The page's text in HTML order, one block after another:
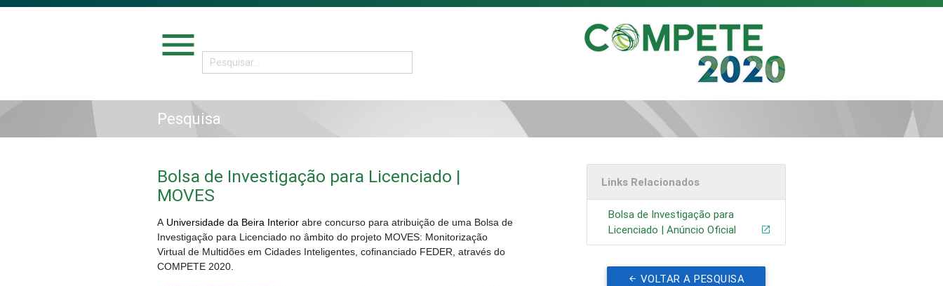
menu
Pesquisa
Bolsa de Investigação para Licenciado |
MOVES
A Universidade da Beira Interior abre concurso para atribuição de uma Bolsa de
Investigação para Licenciado no âmbito do projeto MOVES: Monitorização
Virtual de Multidões em Cidades Inteligentes, cofinanciado FEDER, através do
COMPETE 2020.
Links Relacionados
Bolsa de Investigação para
Licenciado | Anúncio Oficial
VOLTAR A PESQUISA